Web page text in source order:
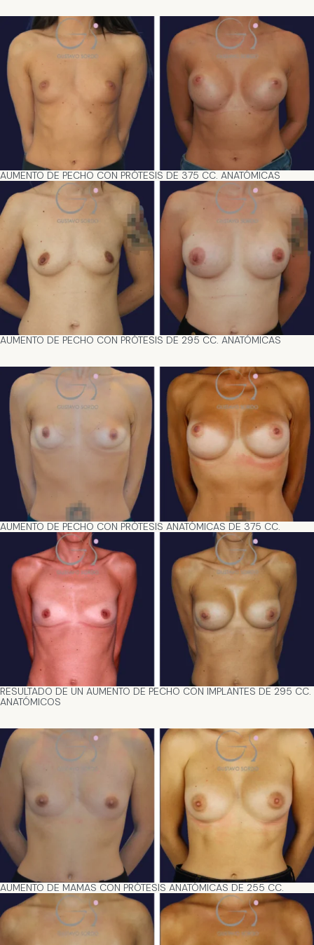
AUMENTO DE PECHO CON PRÓTESIS DE 375 CC. ANATÓMICAS
AUMENTO DE PECHO CON PRÓTESIS DE 295 CC. ANATÓMICAS
AUMENTO DE PECHO CON PRÓTESIS ANATÓMICAS DE 375 CC.
RESULTADO DE UN AUMENTO DE PECHO CON IMPLANTES DE 295 CC.
ANATÓMICOS
AUMENTO DE MAMAS CON PRÓTESIS ANATÓMICAS DE 255 CC.